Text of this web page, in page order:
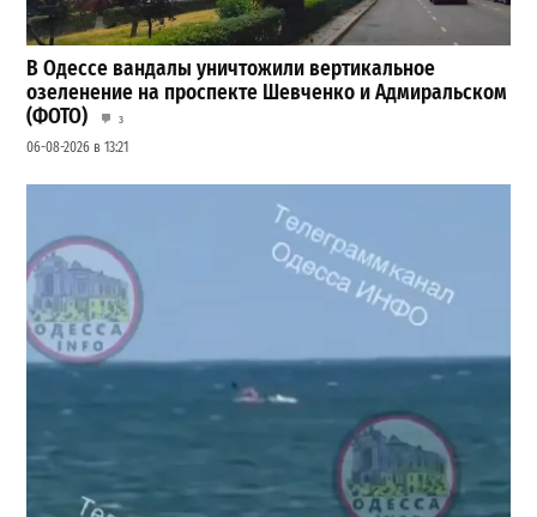
В Одессе вандалы уничтожили вертикальное
озеленение на проспекте Шевченко и Адмиральском
(ФОТО)
3
06-08-2026 в 13:21